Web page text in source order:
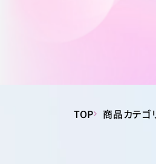
TOP 商品カテゴ